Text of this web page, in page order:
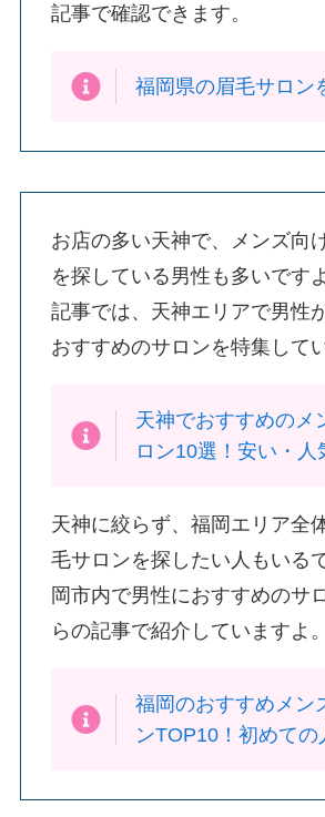
記事で確認できます。
福岡県の眉毛サロン
お店の多い天神で、メンズ向
を探している男性も多いです
記事では、天神エリアで男性
おすすめのサロンを特集して
天神でおすすめのメ
ロン10選！安い・人
天神に絞らず、福岡エリア全
毛サロンを探したい人もいる
岡市内で男性におすすめのサ
らの記事で紹介していますよ。
福岡のおすすめメン
ンTOP10！初めての